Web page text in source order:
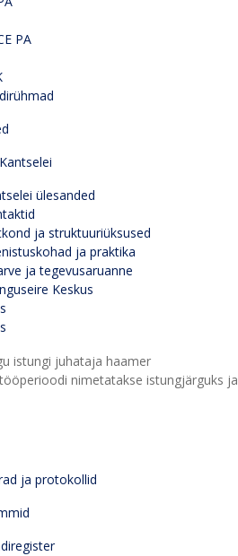
PA
ülesanded
ja struktuuriüksused
ja praktika
ja tegevusaruanne
Keskus
nimetatakse istungjärguks
ja protokollid